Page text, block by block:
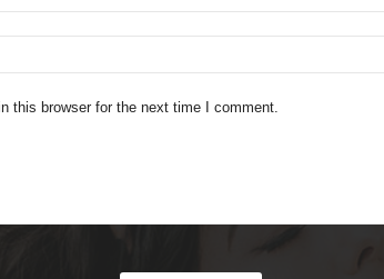
this browser for the next time I comment.